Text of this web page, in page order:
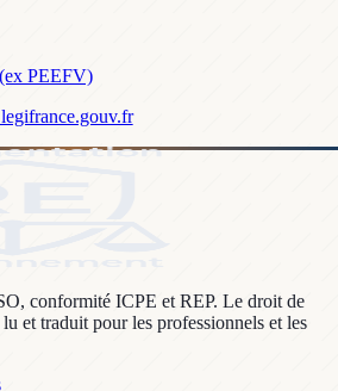
PEEFV)
conformité ICPE et REP. Le droit de
et traduit pour les professionnels et les